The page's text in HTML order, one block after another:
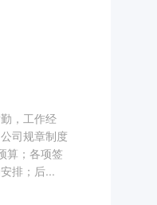
，工作经
司规章制度
算；各项签
排；后...